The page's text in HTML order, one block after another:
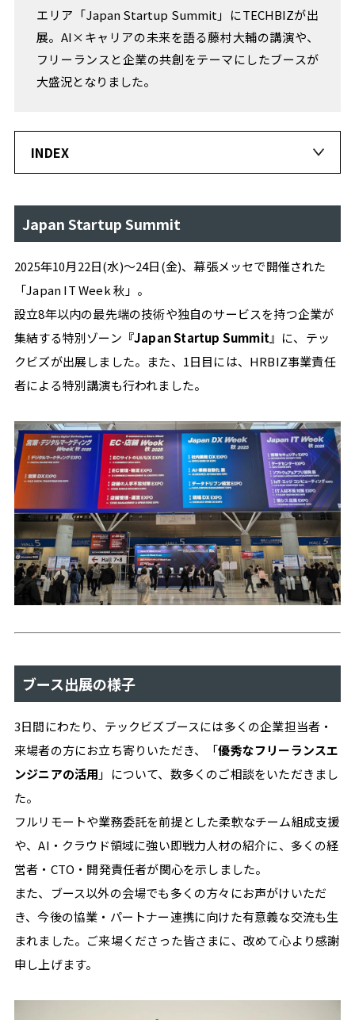
ら
ぶ、
人
事
の
EVENT
成
長
の
ン
ト
フ
リ
ー
ラ
ス
成
功
の
ア
ル
リ
ア
ル
テ
ク
ズ
OTHERS
#
収
イ
ン
タ
ビ
エリア「Japan Startup Summit」にTECHBIZが出
展。AI×キャリアの未来を語る藤村大輔の講演や、
フリーランスと企業の共創をテーマにしたブースが
大盛況となりました。
INDEX
Japan Startup Summit
2025年10月22日(水)〜24日(金)、幕張メッセで開催された
「Japan IT Week 秋」。
設立8年以内の最先端の技術や独自のサービスを持つ企業が
集結する特別ゾーン 『Japan Startup Summit』に、テッ
クビズが出展しました。また、1日目には、HRBIZ事業責任
者による特別講演も行われました。
ブース出展の様子
3日間にわたり、テックビズブースには多くの企業担当者・
来場者の方にお立ち寄りいただき、「優秀なフリーランスエ
ンジニアの活用 」について、数多くのご相談をいただきまし
た。
フルリモートや業務委託を前提とした柔軟なチーム組成支援
や、AI・クラウド領域に強い即戦力人材の紹介に、多くの経
営者・CTO・開発責任者が関心を示しました。
また、ブース以外の会場でも多くの方々にお声がけいただ
き、今後の協業・パートナー連携に向けた有意義な交流も生
まれました。ご来場くださった皆さまに、改めて心より感謝
申し上げます。